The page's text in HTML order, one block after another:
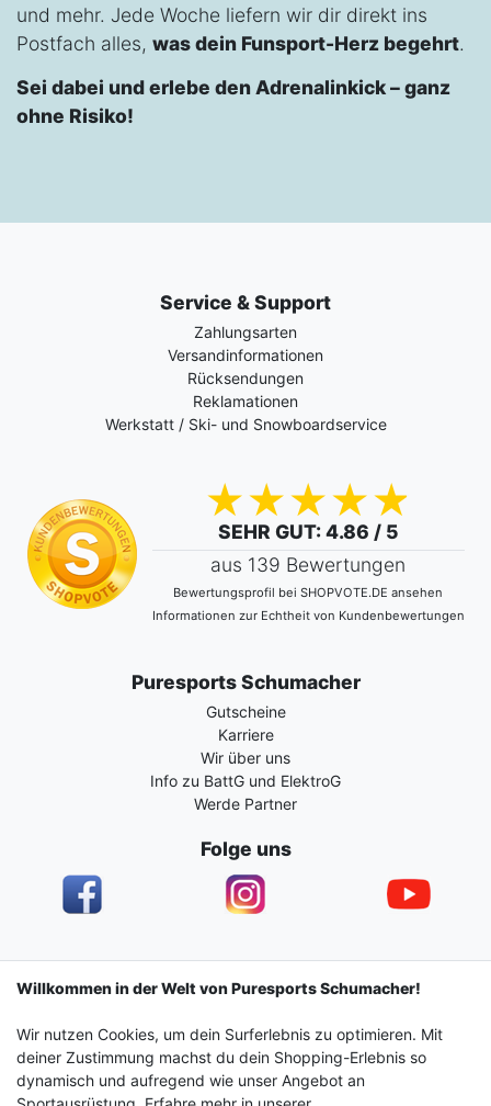
und mehr. Jede Woche liefern wir dir direkt ins
Postfach alles, was dein Funsport-Herz begehrt.
Sei dabei und erlebe den Adrenalinkick – ganz
ohne Risiko!
Service & Support
Zahlungsarten
Versandinformationen
Rücksendungen
Reklamationen
Werkstatt / Ski- und Snowboardservice
SEHR GUT: 4.86 / 5
aus 139 Bewertungen
Bewertungsprofil bei SHOPVOTE.DE ansehen
Informationen zur Echtheit von Kundenbewertungen
Puresports Schumacher
Gutscheine
Karriere
Wir über uns
Info zu BattG und ElektroG
Werde Partner
Folge uns
Impressum Daten­schutz­erklärung AGB
Barrierefreiheitserklärung Widerrufs­recht
Willkommen in der Welt von Puresports Schumacher!
Wir nutzen Cookies, um dein Surferlebnis zu optimieren. Mit
deiner Zustimmung machst du dein Shopping-Erlebnis so
dynamisch und aufregend wie unser Angebot an